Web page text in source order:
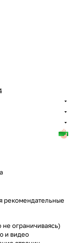
рекомендательные
ограничиваясь)
и видео